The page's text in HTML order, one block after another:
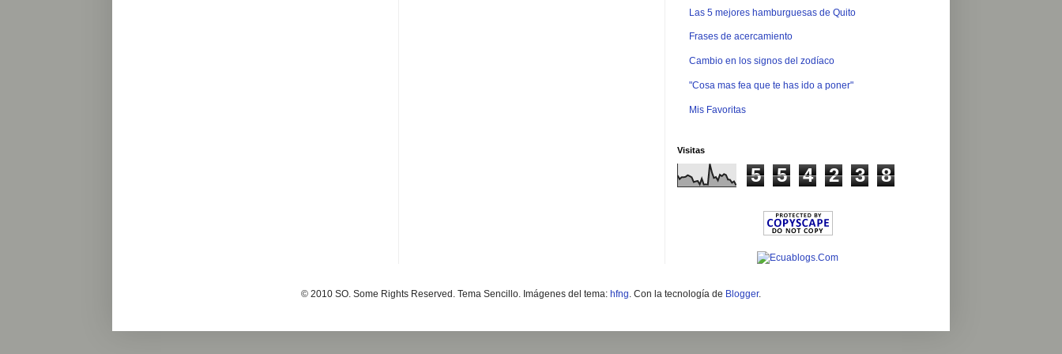
Las 5 mejores hamburguesas de Quito
Frases de acercamiento
Cambio en los signos del zodíaco
"Cosa mas fea que te has ido a poner"
Mis Favoritas
Visitas
5 5 4 2 3 8
© 2010 SO. Some Rights Reserved. Tema Sencillo. Imágenes del tema: hfng. Con la tecnología de Blogger.